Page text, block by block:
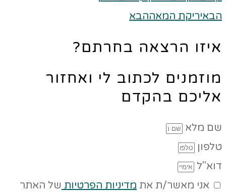
הבאיריקת המאההבא
איזו הרצאה בחרתם?
מוזמנים לכתוב לי ואחזור
אליכם בהקדם
שם מלא
טלפון
דוא"ל
אני מאשר/ת את מדיניות הפרטיות של האתר